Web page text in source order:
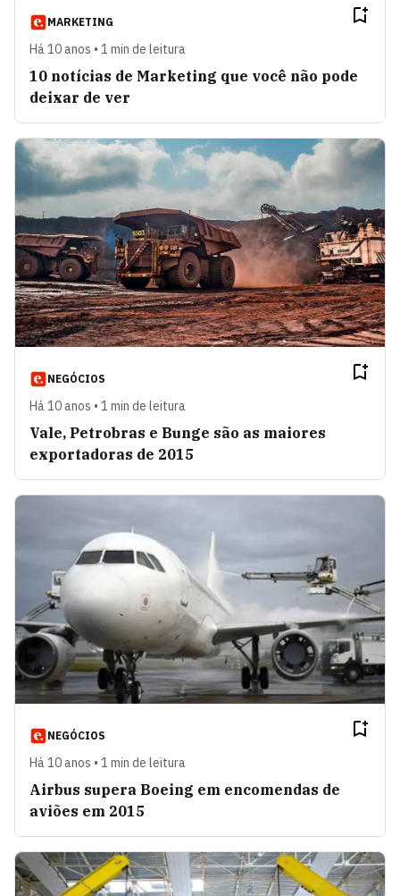
MARKETING
Há 10 anos • 1 min de leitura
10 notícias de Marketing que você não pode
deixar de ver
NEGÓCIOS
Há 10 anos • 1 min de leitura
Vale, Petrobras e Bunge são as maiores
exportadoras de 2015
NEGÓCIOS
Há 10 anos • 1 min de leitura
Airbus supera Boeing em encomendas de
aviões em 2015